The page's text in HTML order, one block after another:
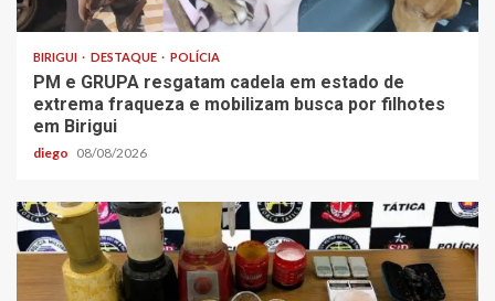
BIRIGUI DESTAQUE POLÍCIA
PM e GRUPA resgatam cadela em estado de
extrema fraqueza e mobilizam busca por filhotes
em Birigui
diego 08/08/2026